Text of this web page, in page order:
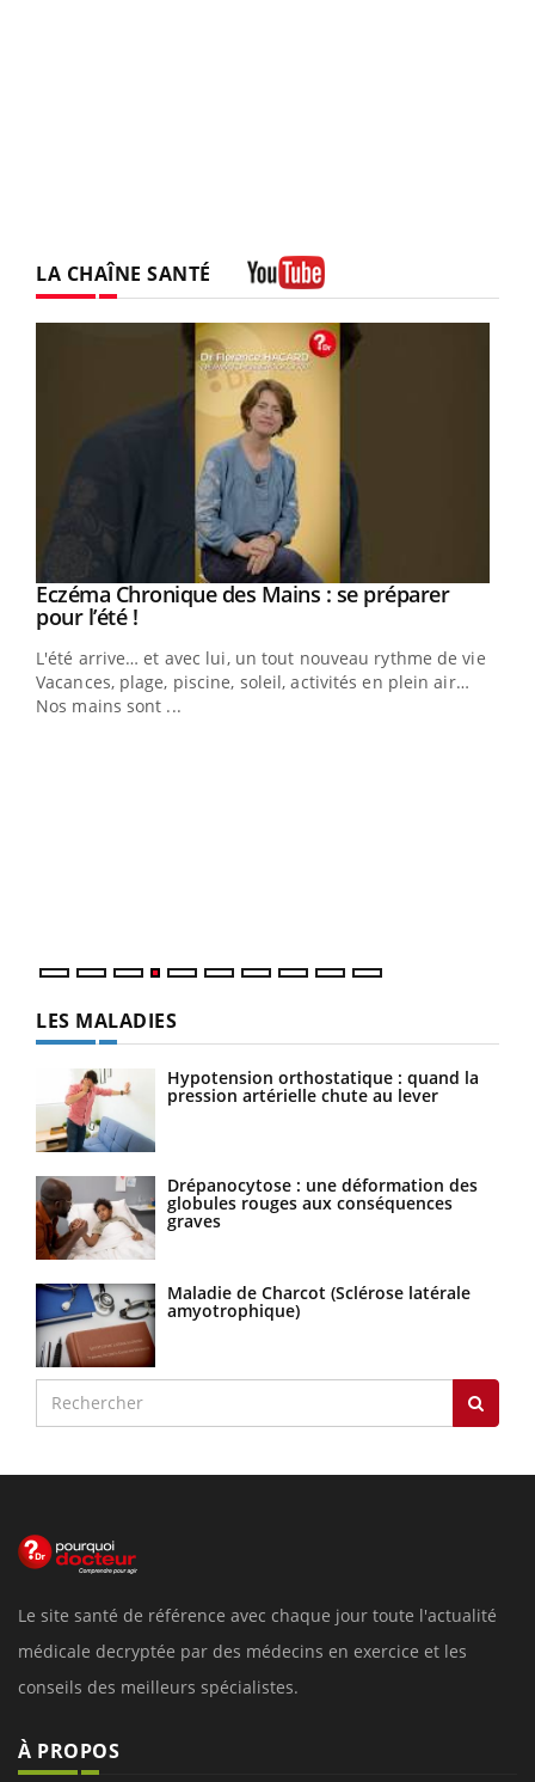
LA CHAÎNE SANTÉ
Youtube
Eczéma Chronique des Mains : se préparer
pour l’été !Youtube
L'été arrive… et avec lui, un tout nouveau rythme de vie !
Vacances, plage, piscine, soleil, activités en plein air…
Nos mains sont ...
LES MALADIES
Hypotension orthostatique : quand la
pression artérielle chute au lever
Drépanocytose : une déformation des
globules rouges aux conséquences
graves
Maladie de Charcot (Sclérose latérale
amyotrophique)
Le site santé de référence avec chaque jour toute l'actualité
médicale decryptée par des médecins en exercice et les
conseils des meilleurs spécialistes.
À PROPOS